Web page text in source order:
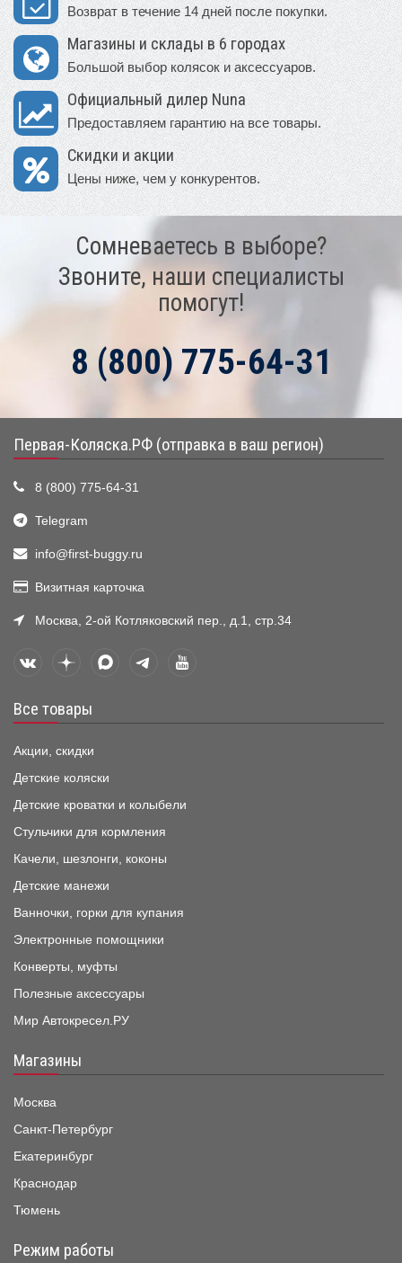
Возврат в течение 14 дней после покупки.
Магазины и склады в 6 городах
Большой выбор колясок и аксессуаров.
Официальный дилер Nuna
Предоставляем гарантию на все товары.
Скидки и акции
Цены ниже, чем у конкурентов.
Сомневаетесь в выборе?
Звоните, наши специалисты
помогут!
8 (800) 775-64-31
Первая-Коляска.РФ (отправка в ваш регион)
8 (800) 775-64-31
Telegram
info@first-buggy.ru
Визитная карточка
Москва, 2-ой Котляковский пер., д.1, стр.34
Все товары
Акции, скидки
Детские коляски
Детские кроватки и колыбели
Стульчики для кормления
Качели, шезлонги, коконы
Детские манежи
Ванночки, горки для купания
Электронные помощники
Конверты, муфты
Полезные аксессуары
Мир Автокресел.РУ
Магазины
Москва
Санкт-Петербург
Екатеринбург
Краснодар
Тюмень
Режим работы